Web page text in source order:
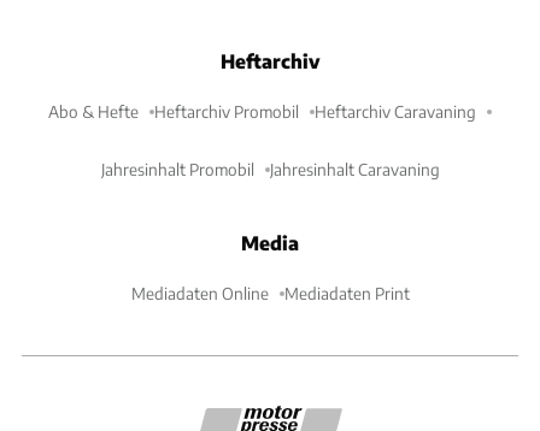
Heftarchiv
Abo & Hefte Heftarchiv Promobil Heftarchiv Caravaning
Jahresinhalt Promobil Jahresinhalt Caravaning
Media
Mediadaten Online Mediadaten Print